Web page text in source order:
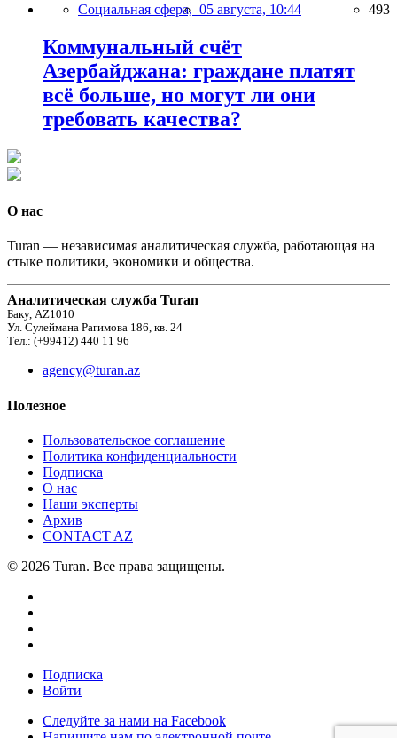
Социальная сфера, 05 августа, 10:44 493
Коммунальный счёт
Азербайджана: граждане платят
всё больше, но могут ли они
требовать качества?
О нас
Turan — независимая аналитическая служба, работающая на
стыке политики, экономики и общества.
Аналитическая служба Turan
Баку, AZ1010
Ул. Сулеймана Рагимова 186, кв. 24
Тел.: (+99412) 440 11 96
agency@turan.az
Полезное
Пользовательское соглашение
Политика конфиденциальности
Подписка
О нас
Наши эксперты
Архив
CONTACT AZ
© 2026 Turan. Все права защищены.
Подписка
Войти
Следуйте за нами на Facebook